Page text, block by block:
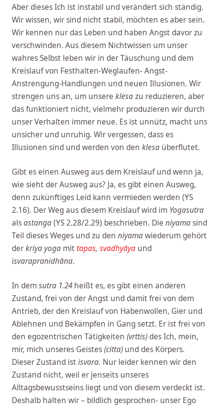
Aber dieses Ich ist instabil und verändert sich ständig.
Wir wissen, wir sind nicht stabil, möchten es aber sein.
Wir kennen nur das Leben und haben Angst davor zu
verschwinden. Aus diesem Nichtwissen um unser
wahres Selbst leben wir in der Täuschung und dem
Kreislauf von Festhalten-Weglaufen- Angst-
Anstrengung-Handlungen und neuen Illusionen. Wir
strengen uns an, um unsere klesazu reduzieren, aber
das funktioniert nicht, vielmehr produzieren wir durch
unser Verhalten immer neue. Es ist unnütz, macht uns
unsicher und unruhig. Wir vergessen, dass es
Illusionen sind und werden von den klesa überflutet.
Gibt es einen Ausweg aus dem Kreislauf und wenn ja,
wie sieht der Ausweg aus? Ja, es gibt einen Ausweg,
denn zukünftiges Leid kann vermieden werden (YS
2.16). Der Weg aus diesem Kreislauf wird im Yogasutra
alsastanga(YS 2.28/2.29) beschrieben. Die niyamasind
Teil dieses Weges und zu den niyamawiederum gehört
derkriya yoga mittapas, svadhyāya und
isvarapranidhāna.
In demsutra 1.24heißt es, es gibt einen anderen
Zustand, frei von der Angst und damit frei von dem
Antrieb, der den Kreislauf von Habenwollen, Gier und
Ablehnen und Bekämpfen in Gang setzt. Er ist frei von
den egozentrischen Tätigkeiten (vrttis)des Ich, mein,
mir, mich unseres Geistes(citta) und des Körpers.
Dieser Zustand istisvara. Nur leider kennen wir den
Zustand nicht, weil er jenseits unseres
Alltagsbewusstseins liegt und von diesem verdeckt ist.
Deshalb halten wir – bildlich gesprochen- unser Ego